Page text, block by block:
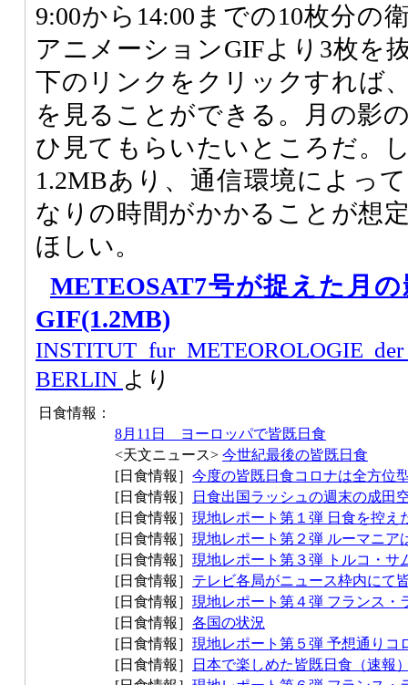
9:00から14:00までの10枚分の
アニメーションGIFより3枚を
下のリンクをクリックすれば
を見ることができる。月の影
ひ見てもらいたいところだ。
1.2MBあり、通信環境によっ
なりの時間がかかることが想
ほしい。
METEOSAT7号が捉えた月
GIF(1.2MB)
INSTITUT fur METEOROLOGIE
BERLIN より
日食情報：
8月11日 ヨーロッパで皆既日食
<天文ニュース> 今世紀最後の皆既日食
[日食情報］ 今度の皆既日食コロナは全方位
[日食情報］
日食出国ラッシュの週末の成田
[日食情報］ 現地レポート第１弾 日食を控え
[日食情報］ 現地レポート第２弾 ルーマニア
[日食情報］ 現地レポート第３弾 トルコ・サ
[日食情報］ テレビ各局がニュース枠内にて
[日食情報］ 現地レポート第４弾 フランス・
[日食情報］ 各国の状況
[日食情報］ 現地レポート第５弾 予想通りコ
[日食情報］
日本で楽しめた皆既日食（速報